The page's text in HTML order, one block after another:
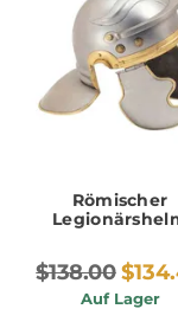
Römischer
$138.00
Auf Lager